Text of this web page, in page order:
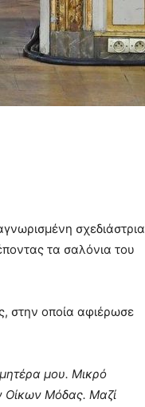
σχεδιάστρια
τα σαλόνια του
στην οποία αφιέρωσε
μου. Μικρό
Οίκων Μόδας. Μαζί